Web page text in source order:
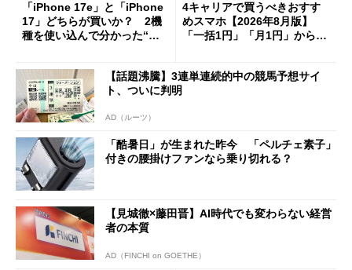
「iPhone 17e」と「iPhone
17」どちらが買いか？ 2機
種を使い込んで分かった“ス
4キャリアで買うべきおすす
めスマホ【2026年8月版】
「一括1円」「月1円」からお
【話題沸騰】3連単連続的中の競馬予想サイ
ト、ついに判明
AD（ルーツ）
「酷暑日」が生まれた昨今 「ペルチェ素子」
付きの腰掛けファンなら乗り切れる？
【見城徹×藤田晋】AI時代でも変わらない経営
者の本質
AD（FINCHI on GOETHE）